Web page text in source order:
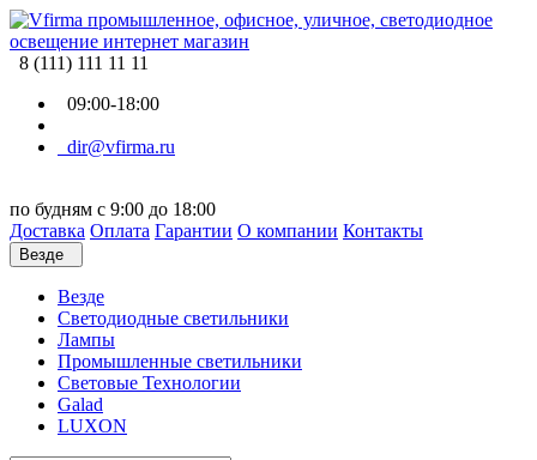
8 (111) 111 11 11
09:00-18:00
dir@vfirma.ru
по будням с 9:00 до 18:00
Доставка Оплата Гарантии О компании Контакты
Везде
Везде
Cветодиодные светильники
Лампы
Промышленные светильники
Световые Технологии
Galad
LUXON